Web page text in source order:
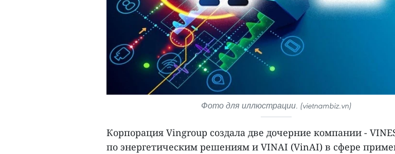
Фото для иллюстрации. (vietnambiz.vn)
Корпорация Vingroup создала две дочерние компании -
по энергетическим решениям и VINAI (VinAI) в сфере